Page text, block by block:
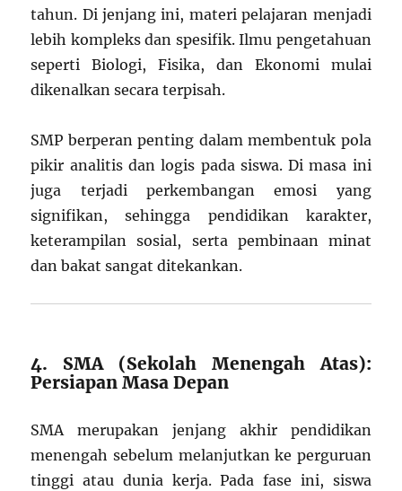
tahun. Di jenjang ini, materi pelajaran menjadi
lebih kompleks dan spesifik. Ilmu pengetahuan
seperti Biologi, Fisika, dan Ekonomi mulai
dikenalkan secara terpisah.
SMP berperan penting dalam membentuk pola
pikir analitis dan logis pada siswa. Di masa ini
juga terjadi perkembangan emosi yang
signifikan, sehingga pendidikan karakter,
keterampilan sosial, serta pembinaan minat
dan bakat sangat ditekankan.
4. SMA (Sekolah Menengah Atas):
Persiapan Masa Depan
SMA merupakan jenjang akhir pendidikan
menengah sebelum melanjutkan ke perguruan
tinggi atau dunia kerja. Pada fase ini, siswa